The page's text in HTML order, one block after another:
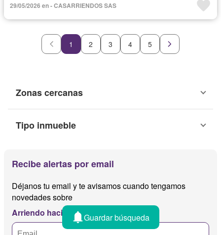
29/05/2026 en - CASARRIENDOS SAS
1 2 3 4 5
Zonas cercanas
Tipo inmueble
Recibe alertas por email
Déjanos tu email y te avisamos cuando tengamos
novedades sobre
Arriendo hacienda san joseGuardar búsqueda